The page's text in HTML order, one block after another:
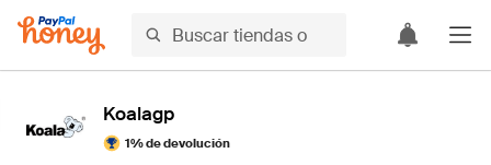
Koalagp
1% de devolución